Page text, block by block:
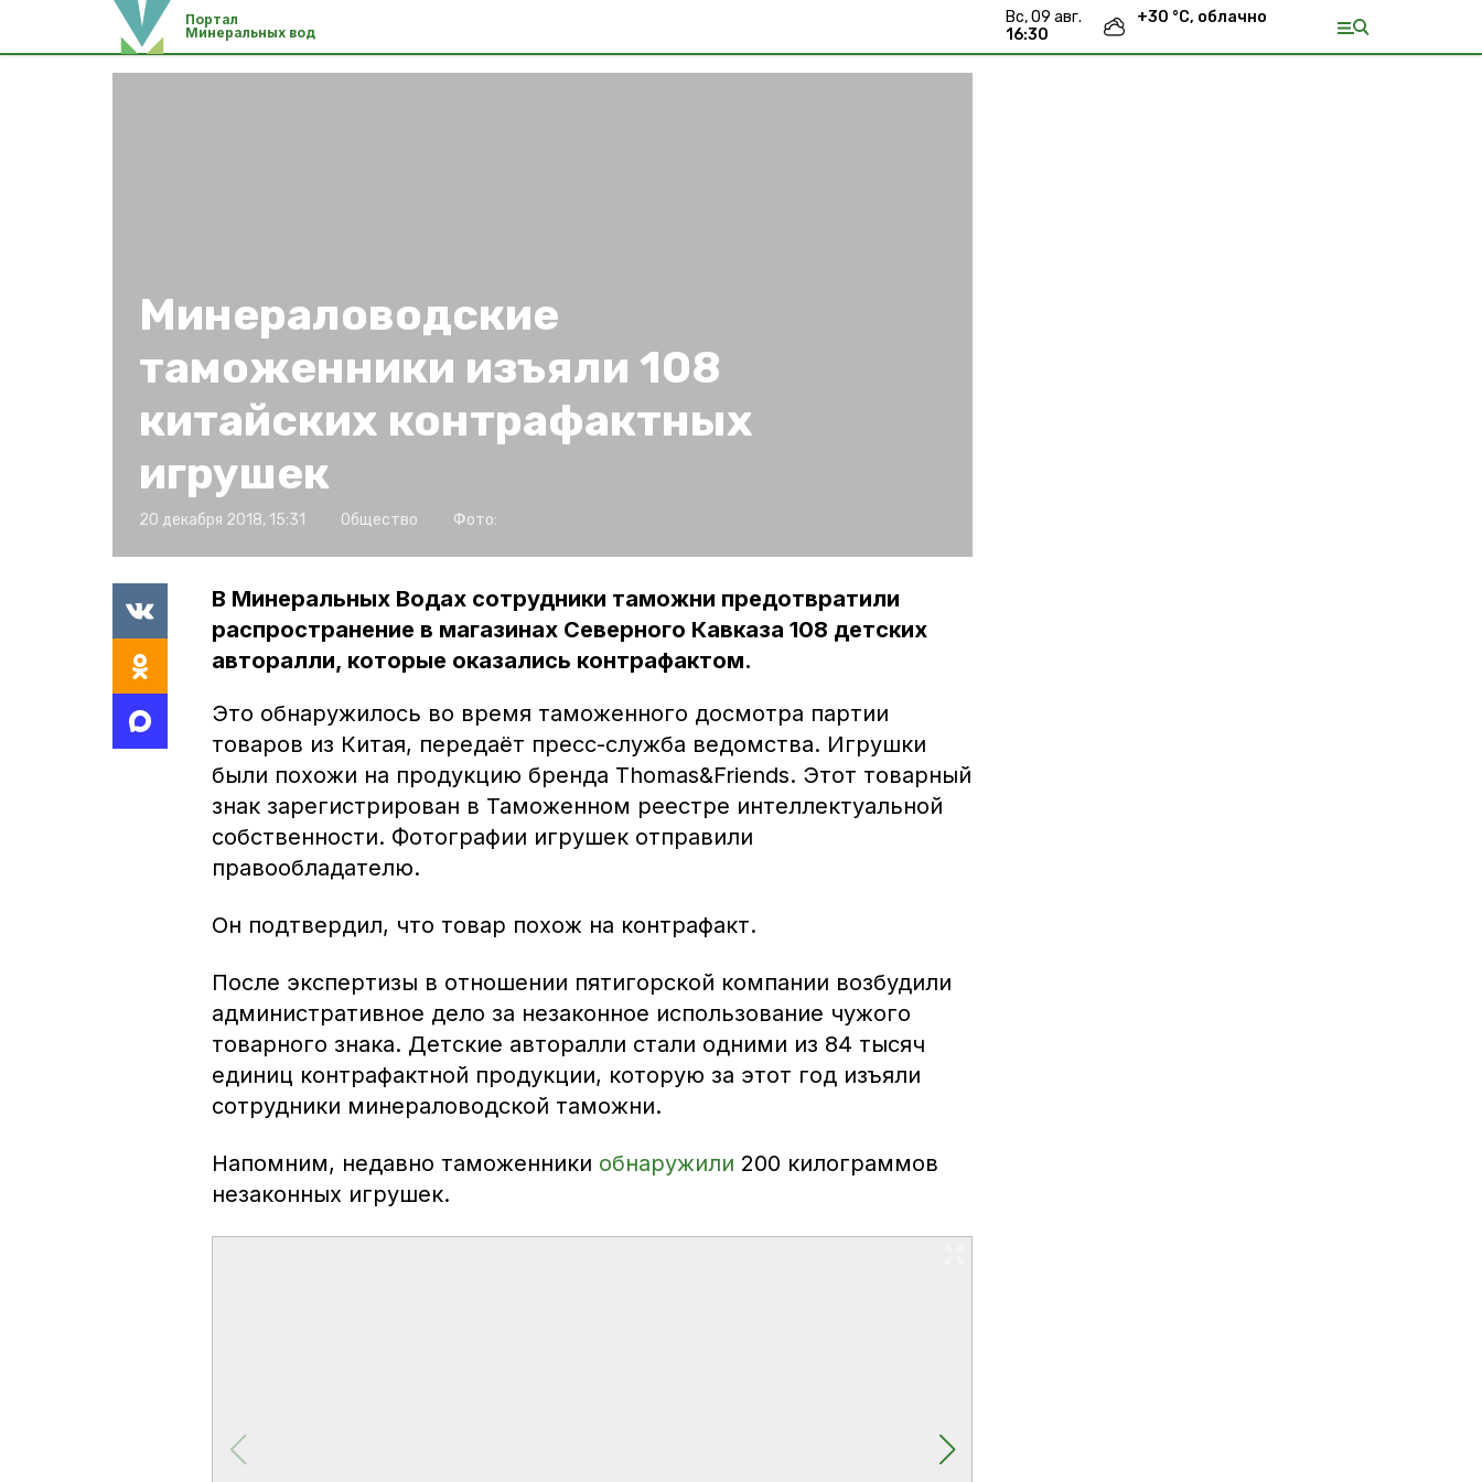
Портал
Минеральных вод
вс, 09 авг.
16:30
+30 °С, облачно
Минераловодские
таможенники изъяли 108
китайских контрафактных
игрушек
20 декабря 2018, 15:31 Общество Фото:
В Минеральных Водах сотрудники таможни предотвратили
распространение в магазинах Северного Кавказа 108 детских
авторалли, которые оказались контрафактом.
Это обнаружилось во время таможенного досмотра партии
товаров из Китая, передаёт пресс-служба ведомства. Игрушки
были похожи на продукцию бренда Thomas&Friends. Этот товарный
знак зарегистрирован в Таможенном реестре интеллектуальной
собственности. Фотографии игрушек отправили
правообладателю.
Он подтвердил, что товар похож на контрафакт.
После экспертизы в отношении пятигорской компании возбудили
административное дело за незаконное использование чужого
товарного знака. Детские авторалли стали одними из 84 тысяч
единиц контрафактной продукции, которую за этот год изъяли
сотрудники минераловодской таможни.
Напомним, недавно таможенники обнаружили 200 килограммов
незаконных игрушек.